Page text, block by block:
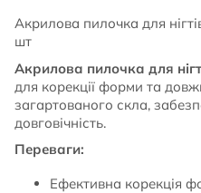
Акрилова пилочка для
шт
Акрилова пилочка для
для корекції форми та
загартованого скла,
довговічність.
Переваги:
Ефективна корекція